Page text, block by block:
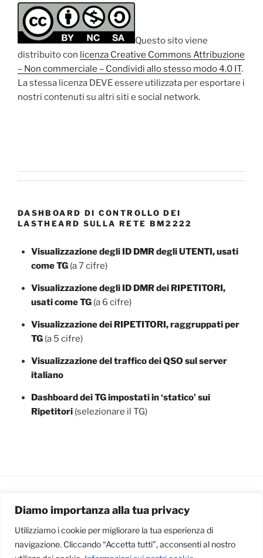
Diamo importanza alla tua privacy
Utilizziamo i cookie per migliorare la tua esperienza di
navigazione. Cliccando “Accetta tutti”, acconsenti al nostro
Questo sito viene
distribuito con licenza Creative Commons Attribuzione
– Non commerciale – Condividi allo stesso modo 4.0 IT.
La stessa licenza DEVE essere utilizzata per esportare i
nostri contenuti su altri siti e social network.
DASHBOARD DI CONTROLLO DEI
LASTHEARD SULLA RETE BM2222
Visualizzazione degli ID DMR degli UTENTI, usati
come TG(a 7 cifre)
Visualizzazione degli ID DMR dei RIPETITORI,
usati come TG(a 6 cifre)
Visualizzazione dei RIPETITORI, raggruppati per
TG(a 5 cifre)
Visualizzazione del traffico dei QSO sul server
italiano
Dashboard dei TG impostati in ‘statico’ sui
Ripetitori(selezionare il TG)
ARCHIVIO DEGLI ARTICOLI
Archivio
degli